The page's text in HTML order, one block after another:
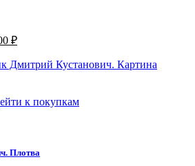
₽.
₽Текущая
3,500.00 ₽.
к покупкам
Плотва